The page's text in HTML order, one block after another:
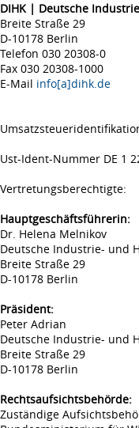
DIHK | Deutsche
Breite Straße 29
D-10178 Berlin
Telefon 030 20308-0
Fax 030 20308-1000
E-Mail info[a]dihk.de
Ust-Ident-Nummer DE 1
Vertretungsberechtigte:
Hauptgeschäftsführerin:
Dr. Helena Melnikov
Deutsche Industrie- und
Breite Straße 29
D-10178 Berlin
Präsident:
Peter Adrian
Deutsche Industrie- und
Breite Straße 29
D-10178 Berlin
Rechtsaufsichtsbehörde:
Zuständige